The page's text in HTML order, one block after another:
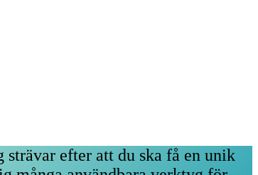
strävar efter att du ska få en unik